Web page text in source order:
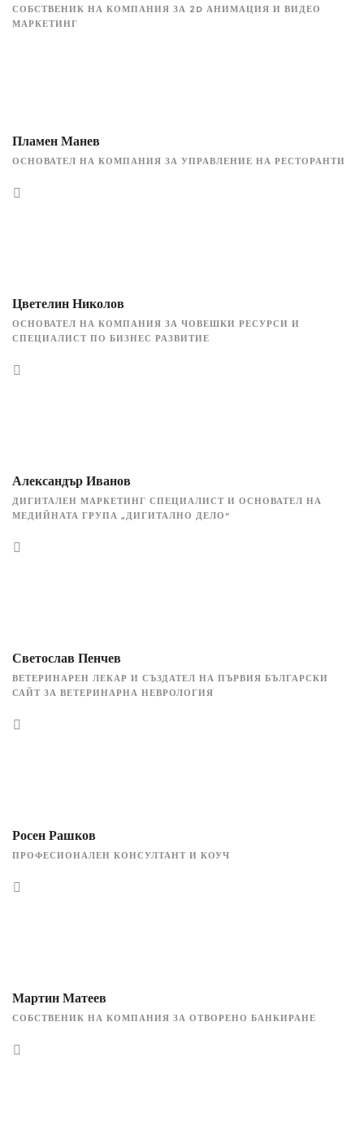
СОБСТВЕНИК НА КОМПАНИЯ ЗА 2D АНИМАЦИЯ И ВИДЕО
МАРКЕТИНГ
Пламен Манев
ОСНОВАТЕЛ НА КОМПАНИЯ ЗА УПРАВЛЕНИЕ НА РЕСТОРАНТИ
Цветелин Николов
ОСНОВАТЕЛ НА КОМПАНИЯ ЗА ЧОВЕШКИ РЕСУРСИ И
СПЕЦИАЛИСТ ПО БИЗНЕС РАЗВИТИЕ
Александър Иванов
ДИГИТАЛЕН МАРКЕТИНГ СПЕЦИАЛИСТ И ОСНОВАТЕЛ НА
МЕДИЙНАТА ГРУПА „ДИГИТАЛНО ДЕЛО“
Светослав Пенчев
ВЕТЕРИНАРЕН ЛЕКАР И СЪЗДАТЕЛ НА ПЪРВИЯ БЪЛГАРСКИ
САЙТ ЗА ВЕТЕРИНАРНА НЕВРОЛОГИЯ
Росен Рашков
ПРОФЕСИОНАЛЕН КОНСУЛТАНТ И КОУЧ
Мартин Матеев
СОБСТВЕНИК НА КОМПАНИЯ ЗА ОТВОРЕНО БАНКИРАНЕ